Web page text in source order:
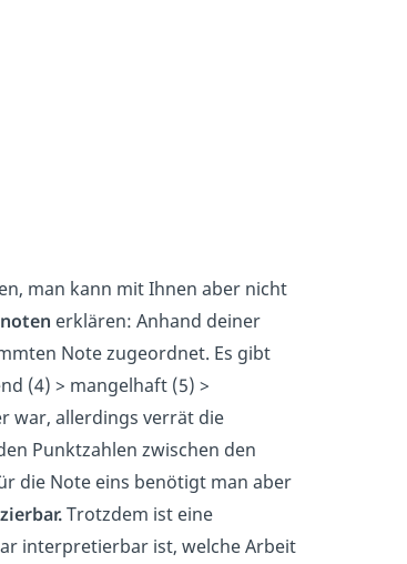
man kann mit Ihnen aber nicht
erklären: Anhand deiner
Note zugeordnet. Es gibt
(4) > mangelhaft (5) >
war, allerdings verrät die
Punktzahlen zwischen den
die Note eins benötigt man aber
Trotzdem ist eine
interpretierbar ist, welche Arbeit